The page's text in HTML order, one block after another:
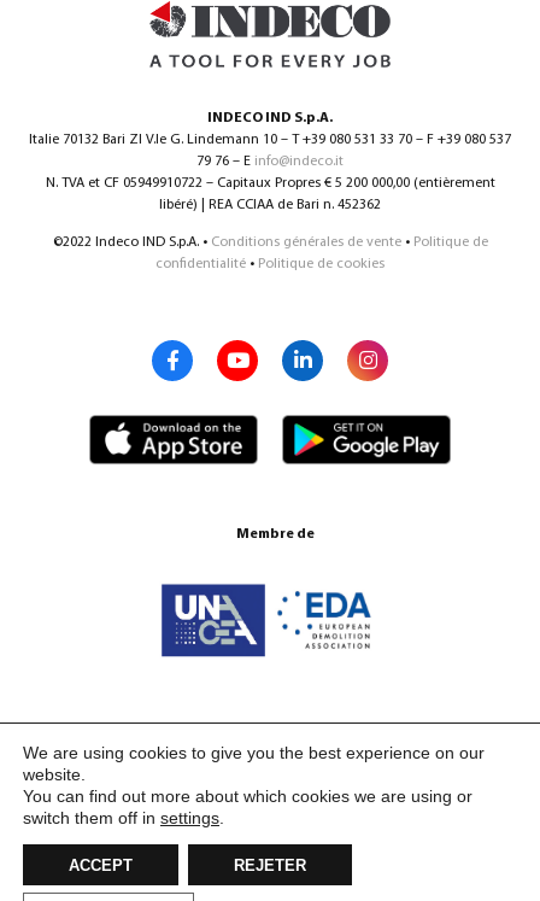
INDECO IND S.p.A.
Italie 70132 Bari ZI V.le G. Lindemann 10 – T +39 080 531 33 70 – F +39 080 537
79 76 – E info@indeco.it
N. TVA et CF 05949910722 – Capitaux Propres € 5 200 000,00 (entièrement
libéré) | REA CCIAA de Bari n. 452362
©2022 Indeco IND S.p.A. • Conditions générales de vente• Politique de
confidentialité • Politique de cookies
Membre de
We are using cookies to give you the best experience on our
website.
You can find out more about which cookies we are using or
switch them off in settings
ACCEPT REJETER